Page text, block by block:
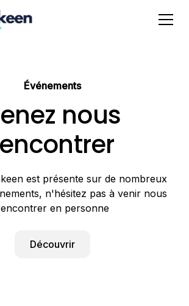
Événements
nous
est présente sur de nombreux
n'hésitez pas à venir nous
en personne
Découvrir